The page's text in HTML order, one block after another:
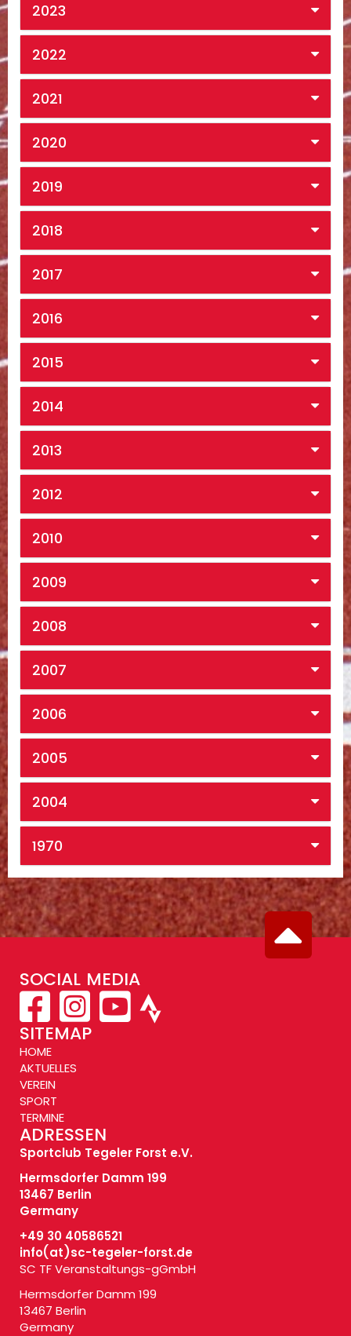
2023
2022
2021
2020
2019
2018
2017
2016
2015
2014
2013
2012
2010
2009
2008
2007
2006
2005
2004
1970
SOCIAL MEDIA
SITEMAP
HOME
AKTUELLES
VEREIN
SPORT
TERMINE
ADRESSEN
Sportclub Tegeler Forst e.V.
Hermsdorfer Damm 199
13467 Berlin
Germany
+49 30 40586521
info(at)sc-tegeler-forst.de
SC TF Veranstaltungs-gGmbH
Hermsdorfer Damm 199
13467 Berlin
Germany